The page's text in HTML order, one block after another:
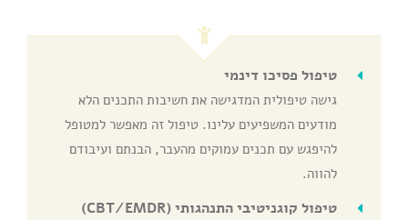
טיפול פסיכו דינמי
גישה טיפולית המדגישה את חשיבות התכנים הלא
מודעים המשפיעים עלינו. טיפול זה מאפשר למטופל
להיפגש עם תכנים עמוקים מהעבר, הבנתם ועיבודם
להווה.
טיפול קוגניטיבי התנהגותי (CBT/EMDR
)